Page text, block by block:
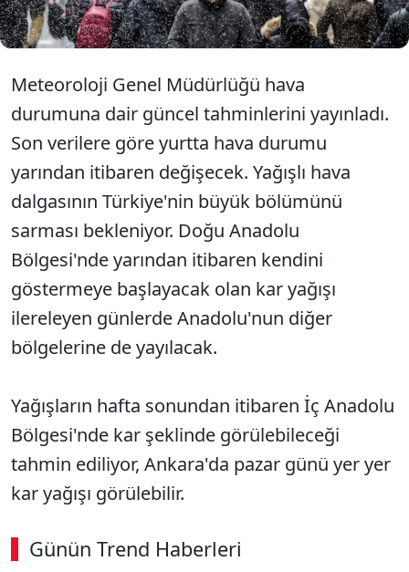
Meteoroloji Genel Müdürlüğü hava
durumuna dair güncel tahminlerini yayınladı.
Son verilere göre yurtta hava durumu
yarından itibaren değişecek. Yağışlı hava
dalgasının Türkiye'nin büyük bölümünü
sarması bekleniyor. Doğu Anadolu
Bölgesi'nde yarından itibaren kendini
göstermeye başlayacak olan kar yağışı
ilereleyen günlerde Anadolu'nun diğer
bölgelerine de yayılacak.
Yağışların hafta sonundan itibaren İç Anadolu
Bölgesi'nde kar şeklinde görülebileceği
tahmin ediliyor, Ankara'da pazar günü yer yer
kar yağışı görülebilir.
Günün Trend Haberleri